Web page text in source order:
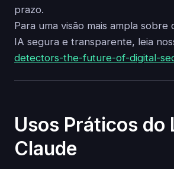
prazo.
Para uma visão mais ampla sobre
IA segura e transparente, leia
detectors-the-future-of-digital-
Usos Práticos do
Claude